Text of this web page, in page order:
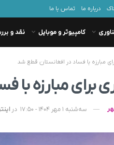
درباره ما تماس با ما
کامپیوتر و موبایل نقد و
مبارزه با فساد در افغانستان قطع شد
برای مبارزه
سه‌شنبه 1 مهر 1404 - 17:50 در